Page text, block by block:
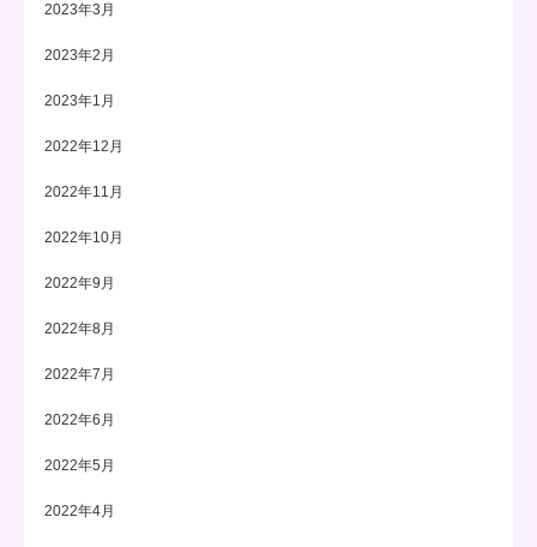
2023年3月
2023年2月
2023年1月
2022年12月
2022年11月
2022年10月
2022年9月
2022年8月
2022年7月
2022年6月
2022年5月
2022年4月